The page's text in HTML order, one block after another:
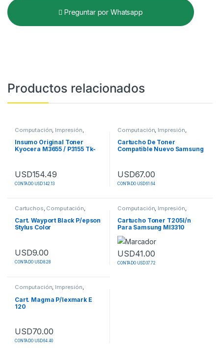
Preguntar por Whatsapp
Productos relacionados
Computación Impresión
Insumos de Impresión Toner
Insumo Original Toner
Kyocera M3655 / P3155 Tk-
USD154.49
CONTADO USD 142.13
Este producto tiene múltiples variantes. Las opciones se
Computación Impresión
Insumos de Impresión Toner
Cartucho De Toner
Compatible Nuevo Samsung
USD67.00
CONTADO USD 61.64
Cartuchos, Computación,
Impresión
Impresión
Cart. Wayport Black P/epson
Stylus Color
USD9.00
CONTADO USD 8.28
Computación, Impresión,
Insumos de Impresión
Cartucho Toner T205l/n
Para Samsung Ml3310
USD41.00
CONTADO USD 37.72
Computación, Impresión,
Insumos de Impresión
Cart. Magma P/lexmark E
120
USD70.00
CONTADO USD 64.40